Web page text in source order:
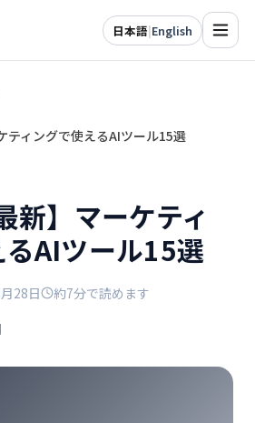
日本語|English
ティングで使えるAIツール15選
新】マーケティ
AIツール15選
28日
約7分で読めます